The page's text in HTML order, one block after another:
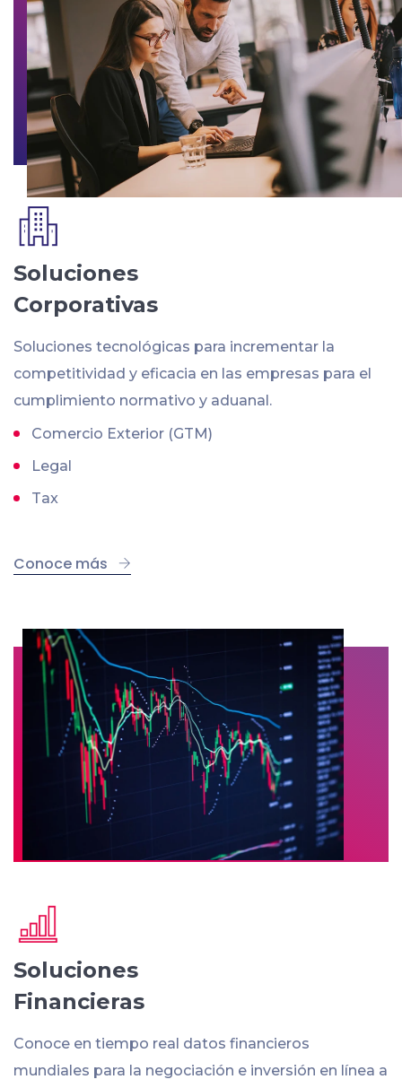
Soluciones
Corporativas
Soluciones tecnológicas para incrementar la
competitividad y eficacia en las empresas para el
cumplimiento normativo y aduanal.
Comercio Exterior (GTM)
Legal
Tax
Conoce más
Soluciones
Financieras
Conoce en tiempo real datos financieros
mundiales para la negociación e inversión en línea a